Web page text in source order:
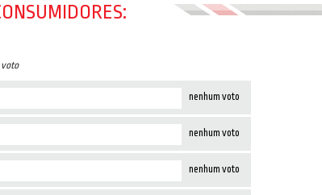
voto
nenhum voto
nenhum voto
nenhum voto